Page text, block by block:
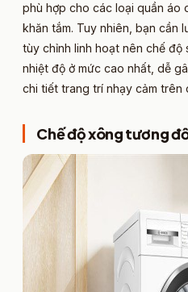
phù hợp cho các loại quần áo
khăn tắm. Tuy nhiên, bạn cần
tùy chỉnh linh hoạt nên chế độ
nhiệt độ ở mức cao nhất, dễ
chi tiết trang trí nhạy cảm trên
Chế độ xông tương